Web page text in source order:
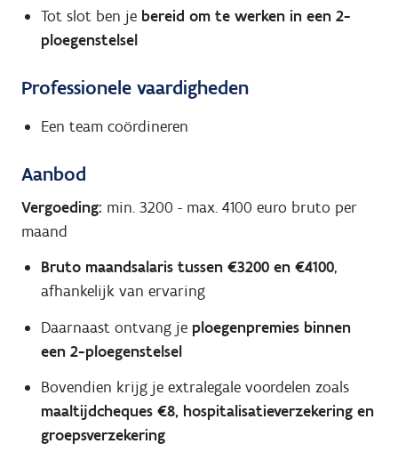
Tot slot ben je bereid om te werken in een 2-
ploegenstelsel
Professionele vaardigheden
Een team coördineren
Aanbod
Vergoeding: min. 3200 - max. 4100 euro bruto per
maand
Bruto maandsalaris tussen €3200 en €4100,
afhankelijk van ervaring
Daarnaast ontvang je ploegenpremies binnen
een 2-ploegenstelsel
Bovendien krijg je extralegale voordelen zoals
maaltijdcheques €8, hospitalisatieverzekering en
groepsverzekering